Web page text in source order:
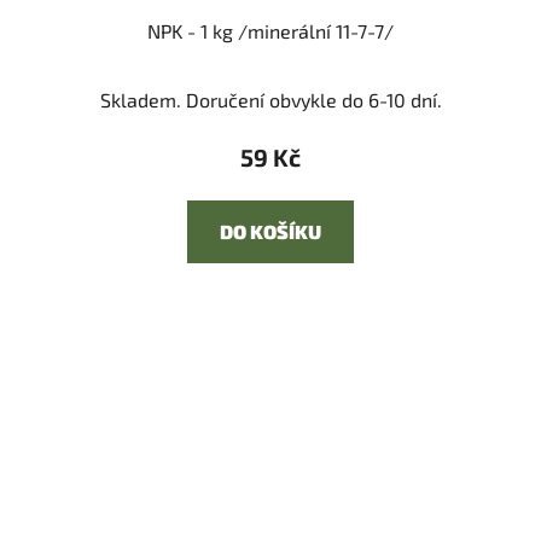
NPK - 1 kg /minerální 11-7-7/
Skladem. Doručení obvykle do 6-10 dní.
59 Kč
DO KOŠÍKU